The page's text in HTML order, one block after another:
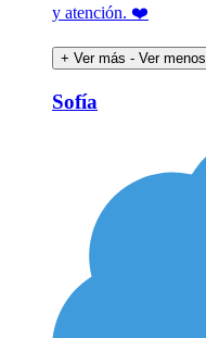
y atención. ❤️
+ Ver más - Ver menos
Sofía